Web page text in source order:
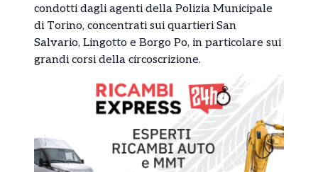
condotti dagli agenti della Polizia Municipale
di Torino, concentrati sui quartieri San
Salvario, Lingotto e Borgo Po, in particolare sui
grandi corsi della circoscrizione.